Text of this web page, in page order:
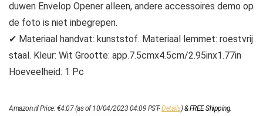
duwen Envelop Opener alleen, andere accessoires demo op
de foto is niet inbegrepen.
✔ Materiaal handvat: kunststof. Materiaal lemmet: roestvrij
staal. Kleur: Wit Grootte: app.7.5cmx4.5cm/2.95inx1.77in
Hoeveelheid: 1 Pc
Amazon.nl Price:€4.07(as of 10/04/2023 04:09 PST-Details)&FREE Shipping.